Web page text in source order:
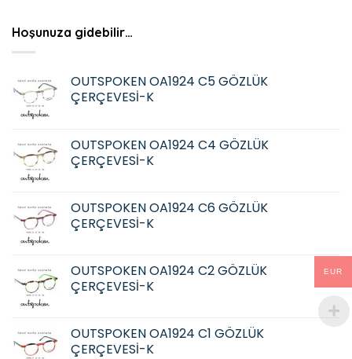
Hoşunuza gidebilir…
OUTSPOKEN OA1924 C5 GÖZLÜK
ÇERÇEVESİ-K
OUTSPOKEN OA1924 C4 GÖZLÜK
ÇERÇEVESİ-K
OUTSPOKEN OA1924 C6 GÖZLÜK
ÇERÇEVESİ-K
OUTSPOKEN OA1924 C2 GÖZLÜK
ÇERÇEVESİ-K
OUTSPOKEN OA1924 C1 GÖZLÜK
ÇERÇEVESİ-K
EUR